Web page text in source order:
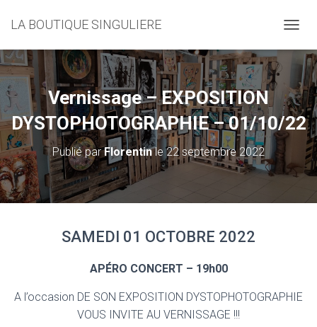
LA BOUTIQUE SINGULIERE
É
I
E
R
L
A
Vernissage – EXPOSITION
DYSTOPHOTOGRAPHIE – 01/10/22
Publié parFlorentinle22 septembre 2022
SAMEDI 01 OCTOBRE 2022
APÉRO CONCERT – 19h00
A l’occasion DE SON EXPOSITION DYSTOPHOTOGRAPHIE
VOUS INVITE AU VERNISSAGE !!!